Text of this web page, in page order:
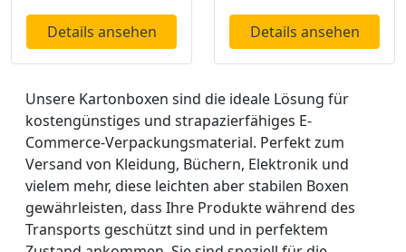
Details ansehen Details ansehen
Unsere Kartonboxen sind die ideale Lösung für
kostengünstiges und strapazierfähiges E-
Commerce-Verpackungsmaterial. Perfekt zum
Versand von Kleidung, Büchern, Elektronik und
vielem mehr, diese leichten aber stabilen Boxen
gewährleisten, dass Ihre Produkte während des
Transports geschützt sind und in perfektem